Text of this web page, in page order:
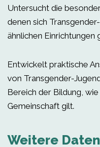
Untersucht die
denen sich
ähnlichen Einrichtungen
Entwickelt praktische
von Transgender-
Bereich der Bildung,
Gemeinschaft gilt.
Weitere